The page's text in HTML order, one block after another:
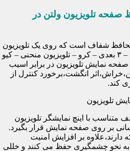
صفحه تلویزیون ولتن در
شفاف است که روی یک تلویزیون
تخت (ال سی دی – ال ای دی – ۳ بعدی – کرو – تلویزیون منحنی – کیو
نمایش تلویزیون در برابر اسیب
انگشت،برخورد کنترل از
کند.
تلویزیون
متناسب با اینچ نمایشگر تلویزیون
بر روی صفحه نمایش قرار بگیرد.
دارند،علاوه بر افزایش امنیت
به نحو چشمگیری حفظ می کنند و خللی